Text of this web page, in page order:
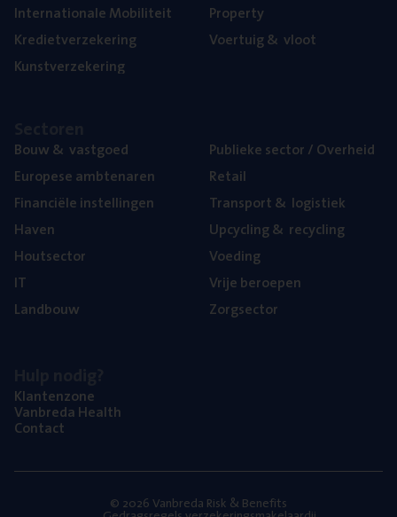
Inter­na­ti­o­na­le Mobiliteit
Kre­diet­ver­ze­ke­ring
Kunst­ver­ze­ke­ring
Pro­per­ty
Voer­tuig& vloot
Bouw& vastgoed
Euro­pe­se ambtenaren
Finan­ci­ë­le instellingen
Haven
Hout­sec­tor
IT
Land­bouw
Publie­ke sec­tor / Overheid
Retail
Trans­port& logistiek
Upcy­cling& recycling
Voe­ding
Vrije beroe­pen
Zorg­sec­tor
Klan­ten­zo­ne
Van­b­re­da Health
Con­tact
© 2026 Vanbreda Risk & Benefits